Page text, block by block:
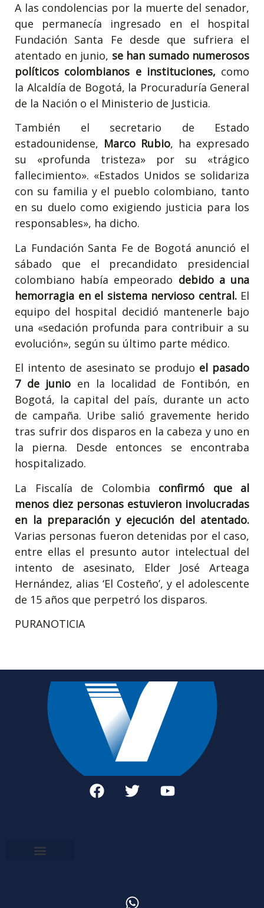
A las condolencias por la muerte del senador,
que permanecía ingresado en el hospital
Fundación Santa Fe desde que sufriera el
atentado en junio, se han sumado numerosos
políticos colombianos e instituciones, como
la Alcaldía de Bogotá, la Procuraduría General
de la Nación o el Ministerio de Justicia.
También el secretario de Estado
estadounidense, Marco Rubio, ha expresado
su «profunda tristeza» por su «trágico
fallecimiento». «Estados Unidos se solidariza
con su familia y el pueblo colombiano, tanto
en su duelo como exigiendo justicia para los
responsables», ha dicho.
La Fundación Santa Fe de Bogotá anunció el
sábado que el precandidato presidencial
colombiano había empeorado debido a una
hemorragia en el sistema nervioso central.El
equipo del hospital decidió mantenerle bajo
una «sedación profunda para contribuir a su
evolución», según su último parte médico.
El intento de asesinato se produjo el pasado
7 de junio en la localidad de Fontibón, en
Bogotá, la capital del país, durante un acto
de campaña. Uribe salió gravemente herido
tras sufrir dos disparos en la cabeza y uno en
la pierna. Desde entonces se encontraba
hospitalizado.
La Fiscalía de Colombia confirmó que al
menos diez personas estuvieron involucradas
en la preparación y ejecución del atentado.
Varias personas fueron detenidas por el caso,
entre ellas el presunto autor intelectual del
intento de asesinato, Elder José Arteaga
Hernández, alias ‘El Costeño’, y el adolescente
de 15 años que perpetró los disparos.
PURANOTICIA